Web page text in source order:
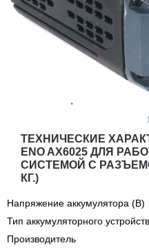
1
ТЕХНИЧЕСКИЕ
ENO AX6025 ДЛЯ
СИСТЕМОЙ С
КГ.)
Напряжение аккумулятора (В)
Тип аккумуляторного
Производитель